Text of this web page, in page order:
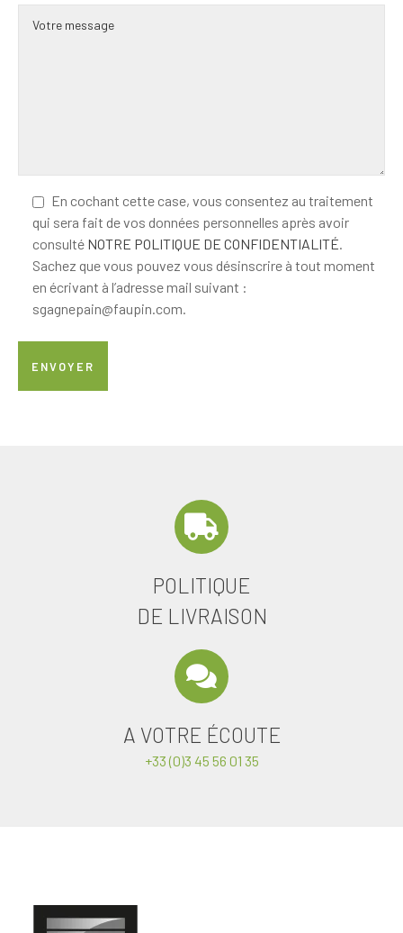
En cochant cette case, vous consentez au traitement
qui sera fait de vos données personnelles après avoir
consulté NOTRE POLITIQUE DE CONFIDENTIALITÉ.
Sachez que vous pouvez vous désinscrire à tout moment
en écrivant à l’adresse mail suivant :
sgagnepain@faupin.com.
POLITIQUE
DE LIVRAISON
A VOTRE ÉCOUTE
+33 (0)3 45 56 01 35